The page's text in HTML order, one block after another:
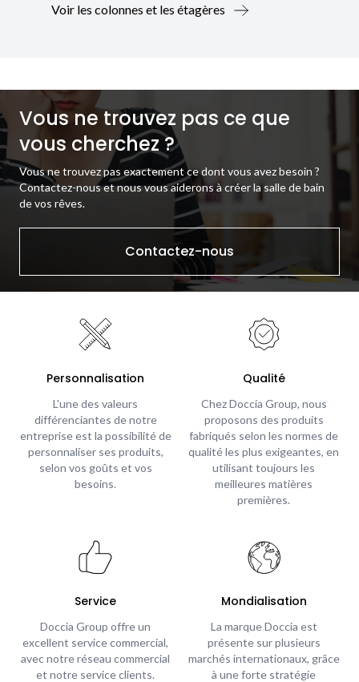
Voir les colonnes et les étagères
Vous ne trouvez pas ce que
vous cherchez ?
Vous ne trouvez pas exactement ce dont vous avez besoin ?
Contactez-nous et nous vous aiderons à créer la salle de bain
de vos rêves.
Contactez-nous
Personnalisation
L'une des valeurs
différenciantes de notre
entreprise est la possibilité de
personnaliser ses produits,
selon vos goûts et vos
besoins.
Qualité
Chez Doccia Group, nous
proposons des produits
fabriqués selon les normes de
qualité les plus exigeantes, en
utilisant toujours les
meilleures matières
premières.
Service
Doccia Group offre un
excellent service commercial,
avec notre réseau commercial
et notre service clients.
Mondialisation
La marque Doccia est
présente sur plusieurs
marchés internationaux, grâce
à une forte stratégie